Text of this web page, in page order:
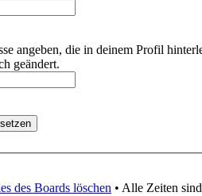
angeben, die in deinem Profil
geändert.
des Boards löschen • Alle Zeiten